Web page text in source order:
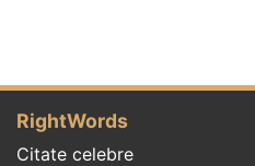
RightWords
Citate celebre